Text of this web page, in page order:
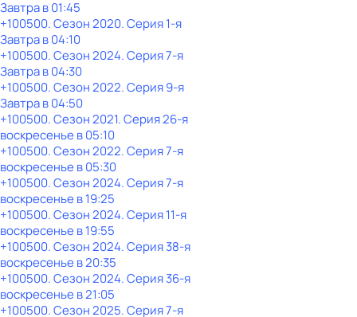
Завтра в 01:45
+100500. Сезон 2020. Серия 1-я
Завтра в 04:10
+100500. Сезон 2024. Серия 7-я
Завтра в 04:30
+100500. Сезон 2022. Серия 9-я
Завтра в 04:50
+100500. Сезон 2021. Серия 26-я
воскресенье в05:10
+100500. Сезон 2022. Серия 7-я
воскресенье в05:30
+100500. Сезон 2024. Серия 7-я
воскресенье в19:25
+100500. Сезон 2024. Серия 11-я
воскресенье в19:55
+100500. Сезон 2024. Серия 38-я
воскресенье в20:35
+100500. Сезон 2024. Серия 36-я
воскресенье в21:05
+100500. Сезон 2025. Серия 7-я